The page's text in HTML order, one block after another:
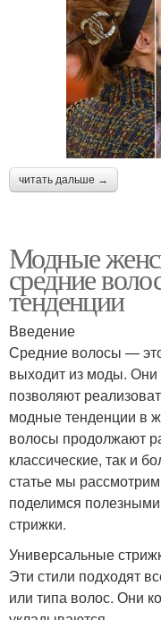
читать дальше →
Модные
средние
тенденции
Введение
Средние волосы — это
выходит из моды.
позволяют
модные тенденции в
волосы продолжают
классические, так и
статье мы
поделимся
стрижки.
Универсальные
Эти стили подходят
или типа волос. Они